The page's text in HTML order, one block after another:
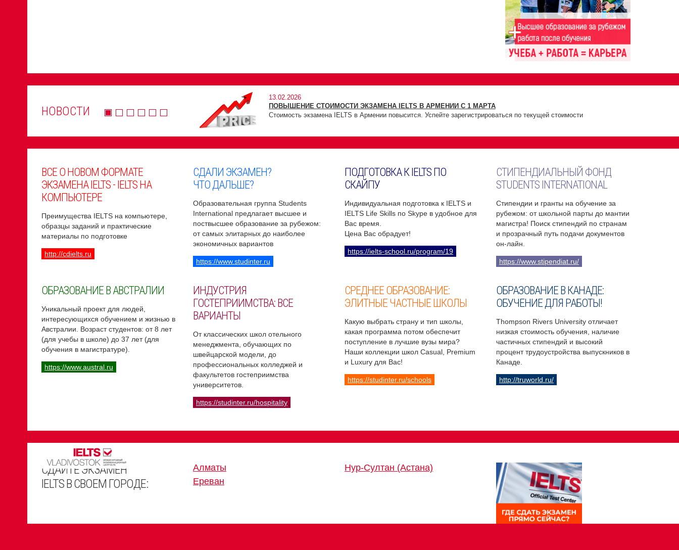
НОВОСТИ
13.02.2026
ПОВЫШЕНИЕ СТОИМОСТИ ЭКЗАМЕНА IELTS В АРМЕНИИ С 1 МАРТА
Стоимость экзамена IELTS в Армении повысится. Успейте зарегистрироваться по текущей стоимости
ВСЕ О НОВОМ ФОРМАТЕ
ЭКЗАМЕНА IELTS - IELTS НА
КОМПЬЮТЕРЕ
Преимущества IELTS на компьютере,
образцы заданий и практические
материалы по подготовке
http://cdielts.ru
СДАЛИ ЭКЗАМЕН?
ЧТО ДАЛЬШЕ?
Образовательная группа Students
International предлагает высшее и
поствысшее образование за рубежом:
от самых элитарных до наиболее
экономичных вариантов
https://www.studinter.ru
ПОДГОТОВКА К IELTS ПО
СКАЙПУ
Индивидуальная подготовка к IELTS и
IELTS Life Skills по Skype в удобное для
Вас время.
Цена Вас обрадует!
https://ielts-school.ru/program/19
СТИПЕНДИАЛЬНЫЙ ФОНД
STUDENTS INTERNATIONAL
Стипендии и гранты на обучение за
рубежом: от школьной парты до мантии
магистра! Поиск стипендий по странам
и прозрачный путь подачи документов
он-лайн.
https://www.stipendiat.ru/
ОБРАЗОВАНИЕ В АВСТРАЛИИ
Уникальный проект для людей,
интересующихся обучением и жизнью в
Австралии. Возраст студентов: от 8 лет
(для учебы в школе) до 37 лет (для
обучения в магистратуре).
https://www.austral.ru
ИНДУСТРИЯ
ГОСТЕПРИИМСТВА: ВСЕ
ВАРИАНТЫ
От классических школ отельного
менеджмента, обучающих по
швейцарской модели, до
профессиональных колледжей и
факультетов гостеприимства
университетов.
https://studinter.ru/hospitality
СРЕДНЕЕ ОБРАЗОВАНИЕ:
ЭЛИТНЫЕ ЧАСТНЫЕ ШКОЛЫ
Какую выбрать страну и тип школы,
какая программа потом обеспечит
поступление в лучшие вузы мира?
Наши коллекции школ Casual, Premium
и Luxury для Вас!
https://studinter.ru/schools
ОБРАЗОВАНИЕ В КАНАДЕ:
ОБУЧЕНИЕ ДЛЯ РАБОТЫ!
Thompson Rivers University отличает
низкая стоимость обучения, наличие
частичных стипендий и высокий
процент трудоустройства выпускников в
Канаде.
http://truworld.ru/
СДАЙТЕ ЭКЗАМЕН
IELTS В СВОЕМ ГОРОДЕ:
Алматы
Ереван
Нур-Султан (Астана)